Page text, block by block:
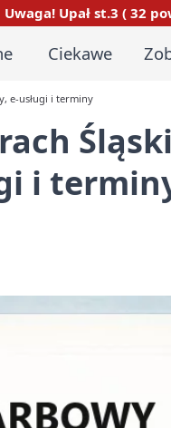
Uwaga! Upał st.3 ( 32
Ciekawe
e-usługi i terminy
i